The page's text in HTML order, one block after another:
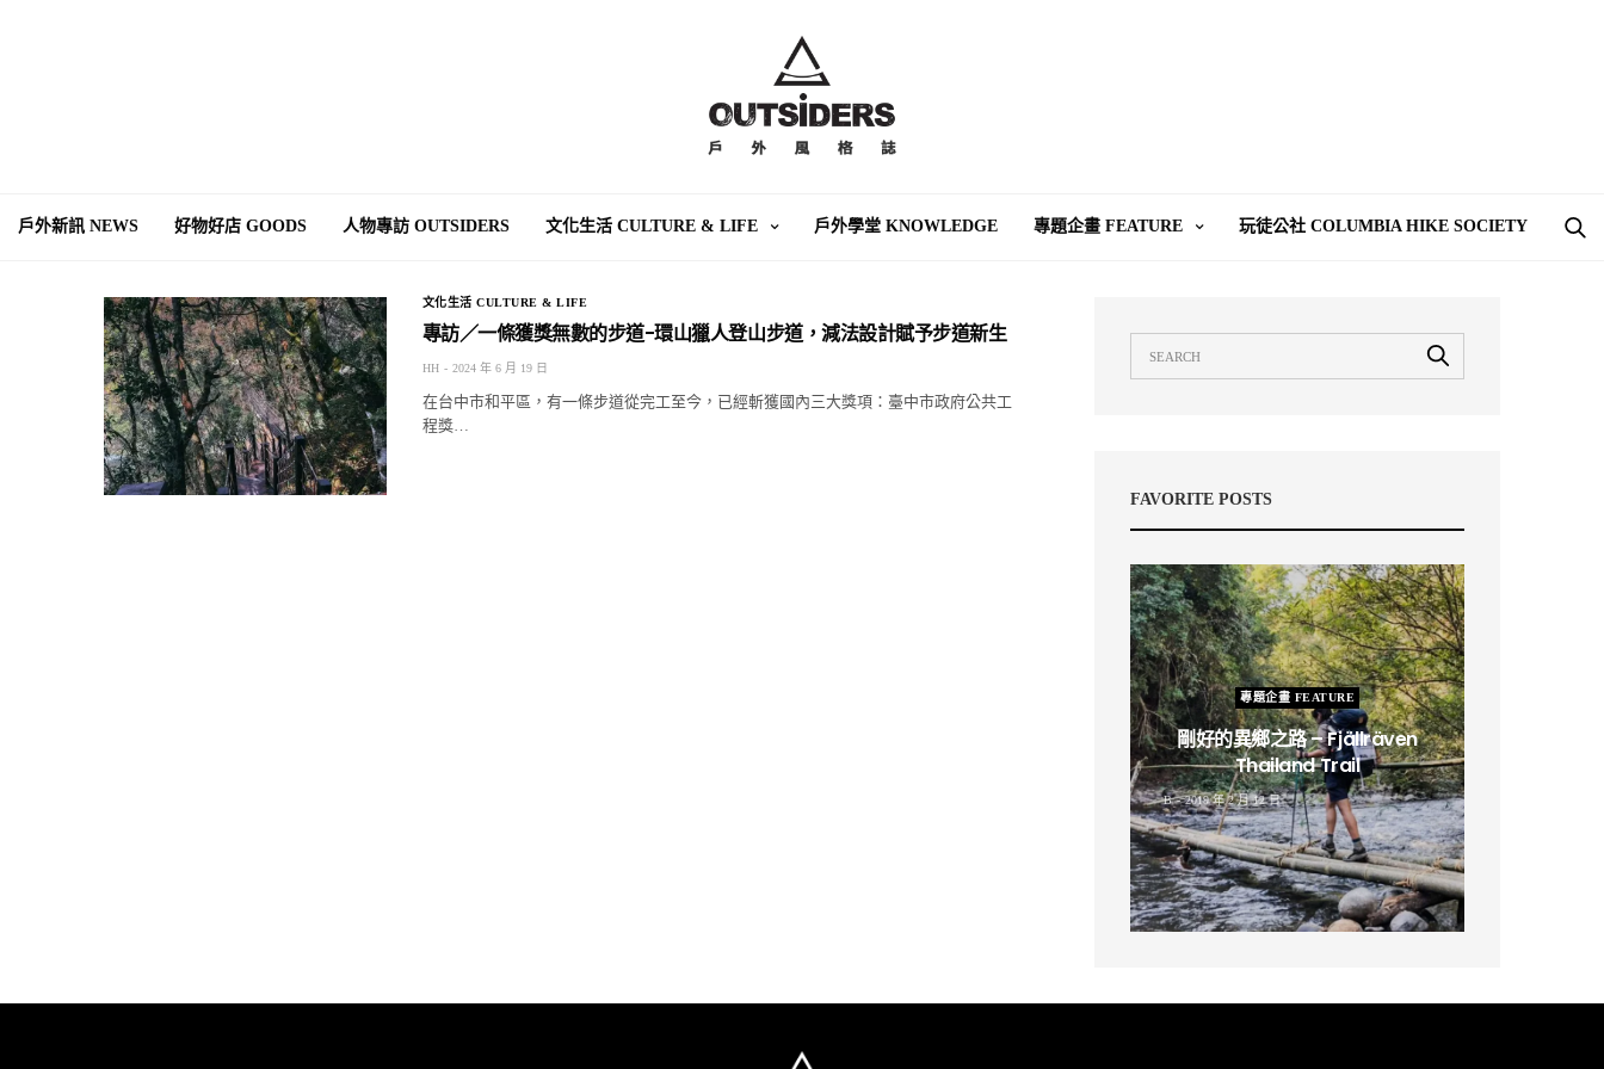
戶外新訊 NEWS 好物好店 GOODS 人物專訪 OUTSIDERS 文化生活 CULTURE & LIFE 戶外學堂 KNOWLEDGE 專題企畫 FEATURE 玩徒公社 COLUMBIA HIKE SOCIETY
文化生活 CULTURE & LIFE
專訪／一條獲獎無數的步道-環山獵人登山步道，減法設計賦予步道新生
HH 2024 年 6 月 19 日
在台中市和平區，有一條步道從完工至今，已經斬獲國內三大獎項：臺中市政府公共工
程獎…
FAVORITE POSTS
專題企畫 FEATURE
剛好的異鄉之路 – Fjällräven
Thailand Trail
B 2019 年 2 月 12 日